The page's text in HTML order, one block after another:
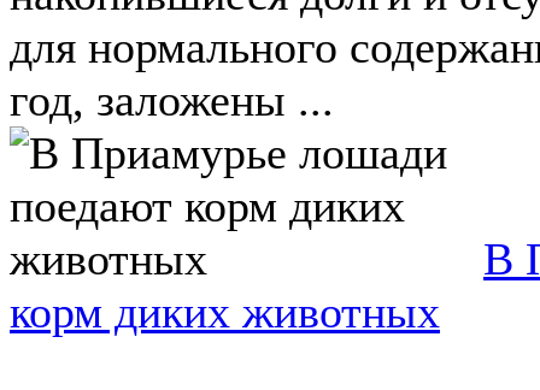
для нормального
год, заложены ...
В
корм диких животных